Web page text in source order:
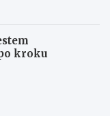
kroku